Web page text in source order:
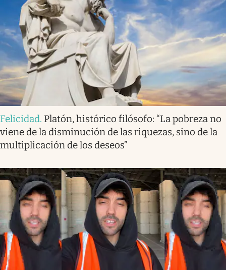
Felicidad. Platón, histórico filósofo: “La pobreza no
viene de la disminución de las riquezas, sino de la
multiplicación de los deseos”